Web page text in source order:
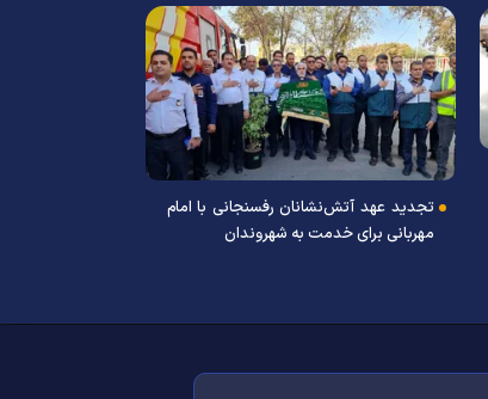
تجدید عهد آتش‌نشانان رفسنجانی با امام
مهربانی برای خدمت به شهروندان